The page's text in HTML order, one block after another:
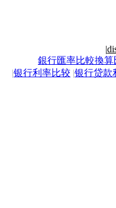
|
銀行匯率比較換算
|银行利率比较 |银行贷款